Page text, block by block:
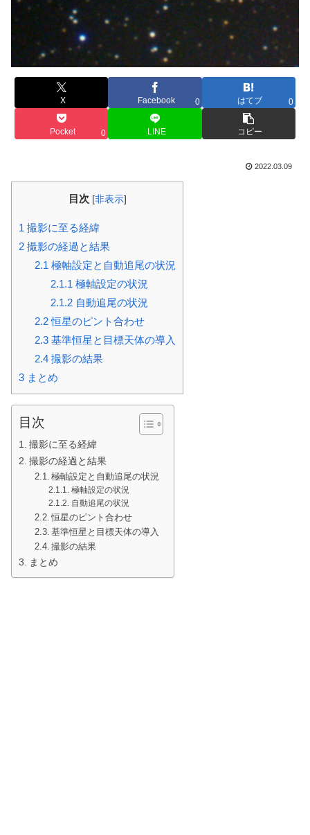
X Facebook 0 はてブ 0
Pocket 0 LINE コピー
2022.03.09
目次 [非表示]
1 撮影に至る経緯
2 撮影の経過と結果
2.1極軸設定と自動追尾の状況
2.1.1極軸設定の状況
2.1.2自動追尾の状況
2.2恒星のピント合わせ
2.3基準恒星と目標天体の導入
2.4撮影の結果
3 まとめ
目次
撮影に至る経緯
撮影の経過と結果
極軸設定と自動追尾の状況
極軸設定の状況
自動追尾の状況
恒星のピント合わせ
基準恒星と目標天体の導入
撮影の結果
まとめ